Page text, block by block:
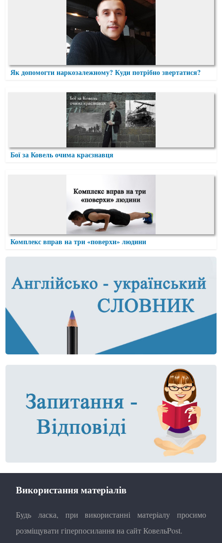
Як допомогти наркозалежному? Куди потрібно звертатися?
Бої за Ковель очима краєзнавця
Комплекс вправ на три «поверхи» людини
Використання матеріалів
Будь ласка, при використанні матеріалу просимо
розміщувати гіперпосилання на сайт КовельPost.